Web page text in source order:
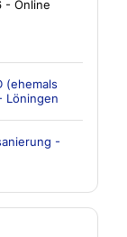
- Online
(ehemals
Löningen
-